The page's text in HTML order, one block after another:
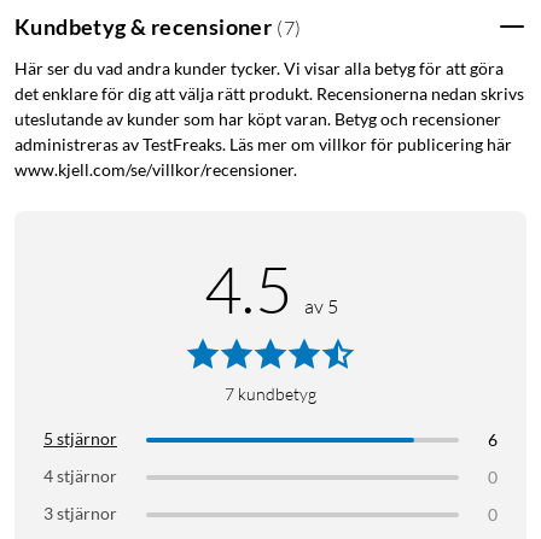
du en snabb och smidig respons – perfekt för snabba
Personlig RGB-belysning
Skapa din egen spelupplevelse med fullt justerbar RGB-
belysning. Välj bland 16,8 miljoner färger och anpassa
Tangentbordet har en tålig ovansida i aluminium som klarar av
intensiva spelpass. De gummerade, höjdjusterbara fötterna
ger stabilitet och komfort, oavsett hur länge du spelar.
Smarta funktioner
tangenttryckning exakt, även vid snabba kombinationer. Fn-
Kundbetyg & recensioner (7)
Här ser du vad andra kunder tycker. Vi visar alla betyg för att göra
det enklare för dig att välja rätt produkt. Recensionerna nedan skrivs
uteslutande av kunder som har köpt varan. Betyg och recensioner
administreras av TestFreaks. Läs mer om villkor för publicering här
www.kjell.com/se/villkor/recensioner.
4.5 av 5
7 kundbetyg
5 stjärnor
6
4 stjärnor
0
3 stjärnor
0